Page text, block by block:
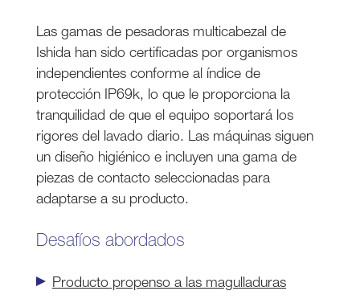
Las gamas de pesadoras multicabezal de
Ishida han sido certificadas por organismos
independientes conforme al índice de
protección IP69k, lo que le proporciona la
tranquilidad de que el equipo soportará los
rigores del lavado diario. Las máquinas siguen
un diseño higiénico e incluyen una gama de
piezas de contacto seleccionadas para
adaptarse a su producto.
Desafíos abordados
Producto propenso a las magulladuras